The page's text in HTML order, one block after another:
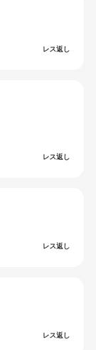
レス返し
レス返し
レス返し
レス返し